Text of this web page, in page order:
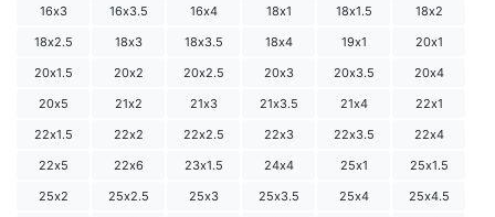
16х3
16х3.5 16х4 18х1 18х1.5
18х2
18х2.5
18х3 18х3.5 18х4 19х1
20х1
20х1.5
20х2 20х2.5 20х3 20х3.5
20х4
20х5
21х2 21х3 21х3.5 21х4
22х1
22х1.5
22х2 22х2.5 22х3 22х3.5
22х4
22х5
22х6 23х1.5 24х4 25х1
25х1.5
25х2
25х2.5 25х3 25х3.5 25х4
25х4.5